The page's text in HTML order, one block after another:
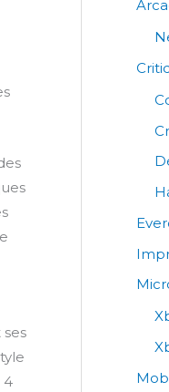
ses
4